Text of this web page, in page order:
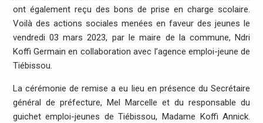
ont également reçu des bons de prise en charge scolaire.
Voilà des actions sociales menées en faveur des jeunes le
vendredi 03 mars 2023, par le maire de la commune, Ndri
Koffi Germain en collaboration avec l’agence emploi-jeune de
Tiébissou.
La cérémonie de remise a eu lieu en présence du Secrétaire
général de préfecture, Mel Marcelle et du responsable du
guichet emploi-jeunes de Tiébissou, Madame Koffi Annick.